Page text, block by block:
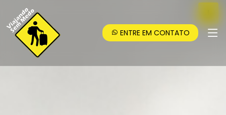
ENTRE EM CONTATO